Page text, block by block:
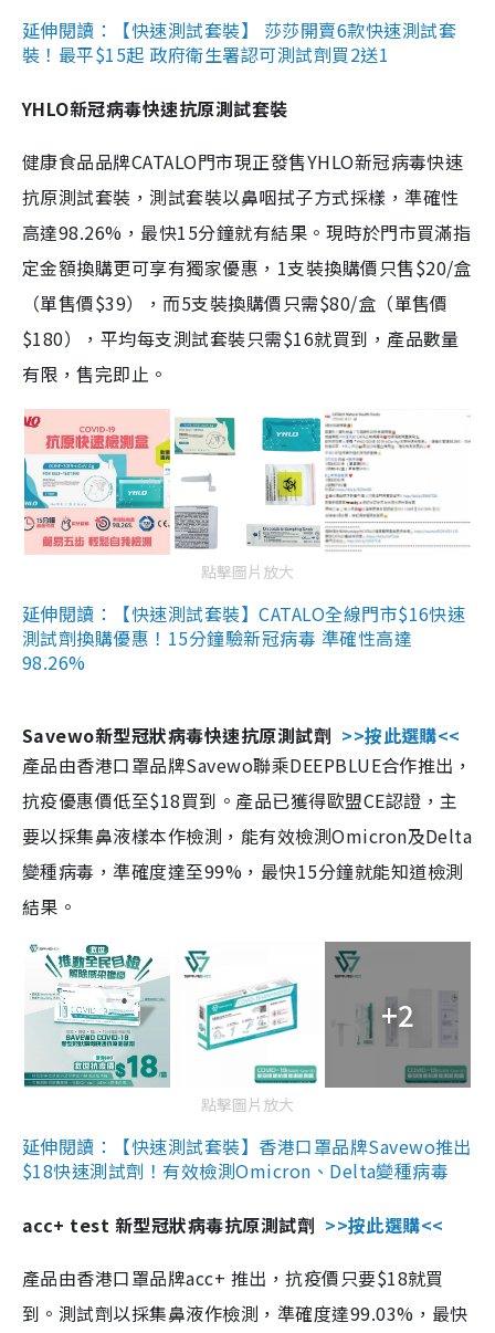
延伸閱讀：【快速測試套裝】 莎莎開賣6款快速測試套
裝！最平$15起 政府衛生署認可測試劑買2送1
YHLO新冠病毒快速抗原測試套裝
健康食品品牌CATALO門市現正發售YHLO新冠病毒快速
抗原測試套裝，測試套裝以鼻咽拭子方式採樣，準確性
高達98.26%，最快15分鐘就有結果。現時於門市買滿指
定金額換購更可享有獨家優惠，1支裝換購價只售$20/盒
（單售價$39），而5支裝換購價只需$80/盒（單售價
$180），平均每支測試套裝只需$16就買到，產品數量
有限，售完即止。
點擊圖片放大
延伸閱讀：【快速測試套裝】CATALO全線門市$16快速
測試劑換購優惠！15分鐘驗新冠病毒 準確性高達
98.26%
Savewo新型冠狀病毒快速抗原測試劑 >>按此選購<<
產品由香港口罩品牌Savewo聯乘DEEPBLUE合作推出，
抗疫優惠價低至$18買到。產品已獲得歐盟CE認證，主
要以採集鼻液樣本作檢測，能有效檢測Omicron及Delta
變種病毒，準確度達至99%，最快15分鐘就能知道檢測
結果。
+2
點擊圖片放大
延伸閱讀：【快速測試套裝】香港口罩品牌Savewo推出
$18快速測試劑！有效檢測Omicron、Delta變種病毒
acc+ test 新型冠狀病毒抗原測試劑 >>按此選購<<
產品由香港口罩品牌acc+ 推出，抗疫價只要$18就買
到。測試劑以採集鼻液作檢測，準確度達99.03%，最快